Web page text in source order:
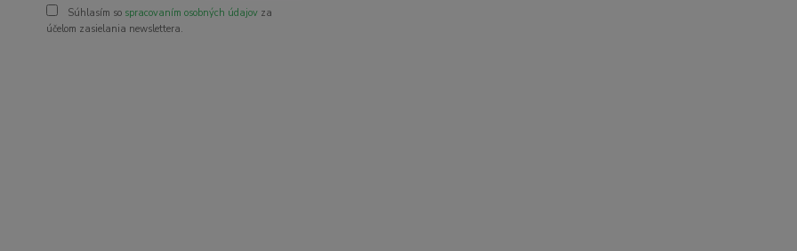
Súhlasím so spracovaním osobných údajov za
účelom zasielania newslettera.